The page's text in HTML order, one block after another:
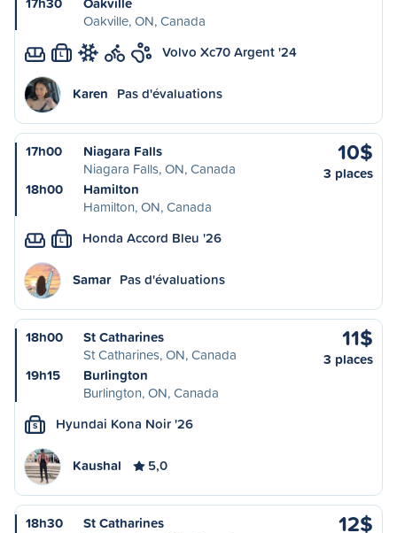
Oakville, ON, Canada
L Volvo Xc70 Argent '24
Karen Pas d'évaluations
17h00
Niagara Falls
Niagara Falls, ON, Canada
18h00
Hamilton
Hamilton, ON, Canada
10$
3 places
L Honda Accord Bleu '26
Samar Pas d'évaluations
18h00
St Catharines
St Catharines, ON, Canada
19h15
Burlington
Burlington, ON, Canada
11$
3 places
S Hyundai Kona Noir '26
Kaushal 5,0
18h30
St Catharines
12$